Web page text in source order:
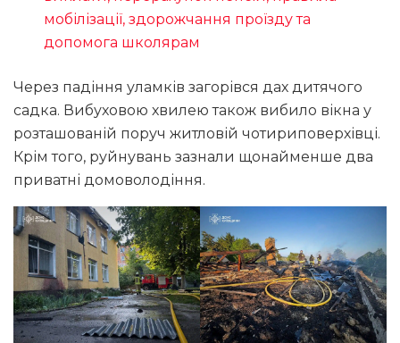
мобілізації, здорожчання проїзду та
допомога школярам
Через падіння уламків загорівся дах дитячого
садка. Вибуховою хвилею також вибило вікна у
розташованій поруч житловій чотириповерхівці.
Крім того, руйнувань зазнали щонайменше два
приватні домоволодіння.